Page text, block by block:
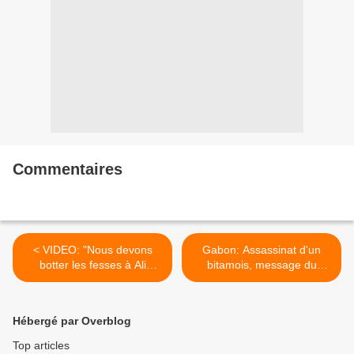
Commentaires
< VIDEO: "Nous devons
botter les fesses à Ali
Bongo" Sosthène Nguéma
Gabon: Assassinat d'un
bitamois, message du
Forum au pouvoir gabonais
Hébergé par Overblog
Top articles